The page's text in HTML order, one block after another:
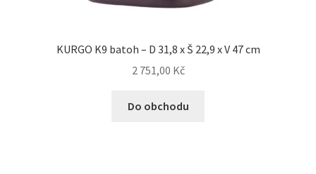
KURGO K9 batoh – D 31,8 x Š 22,9 x V 47 cm
2 751,00 Kč
Do obchodu